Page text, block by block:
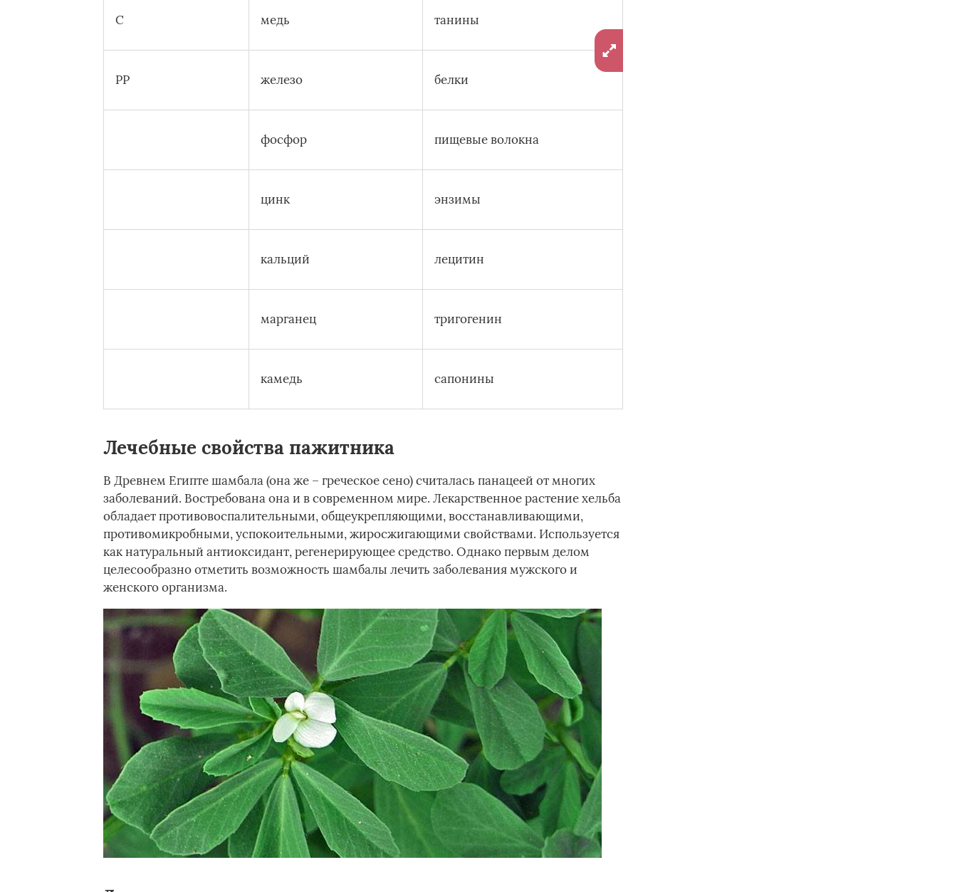
С медь танины
РР железо белки
фосфор пищевые волокна
цинк энзимы
кальций лецитин
марганец тригогенин
камедь сапонины
Лечебные свойства пажитника
В Древнем Египте шамбала (она же – греческое сено) считалась панацеей от многих
заболеваний. Востребована она и в современном мире. Лекарственное растение хельба
обладает противовоспалительными, общеукрепляющими, восстанавливающими,
противомикробными, успокоительными, жиросжигающими свойствами. Используется
как натуральный антиоксидант, регенерирующее средство. Однако первым делом
целесообразно отметить возможность шамбалы лечить заболевания мужского и
женского организма.